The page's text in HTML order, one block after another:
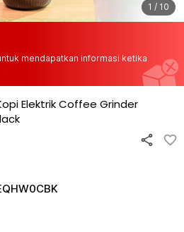
1 / 10
mendapatkan informasi ketika
Elektrik Coffee Grinder